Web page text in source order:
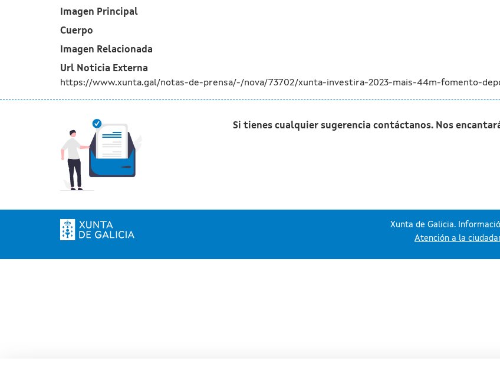
Imagen Principal
Cuerpo
Imagen Relacionada
Url Noticia Externa
https://www.xunta.gal/notas-de-prensa/-/nova/73702/xunta-investira-2023-mais-44m-fomento-
Si tienes cualquier sugerencia contáctanos. Nos
Xunta de Galicia.
Atención a la